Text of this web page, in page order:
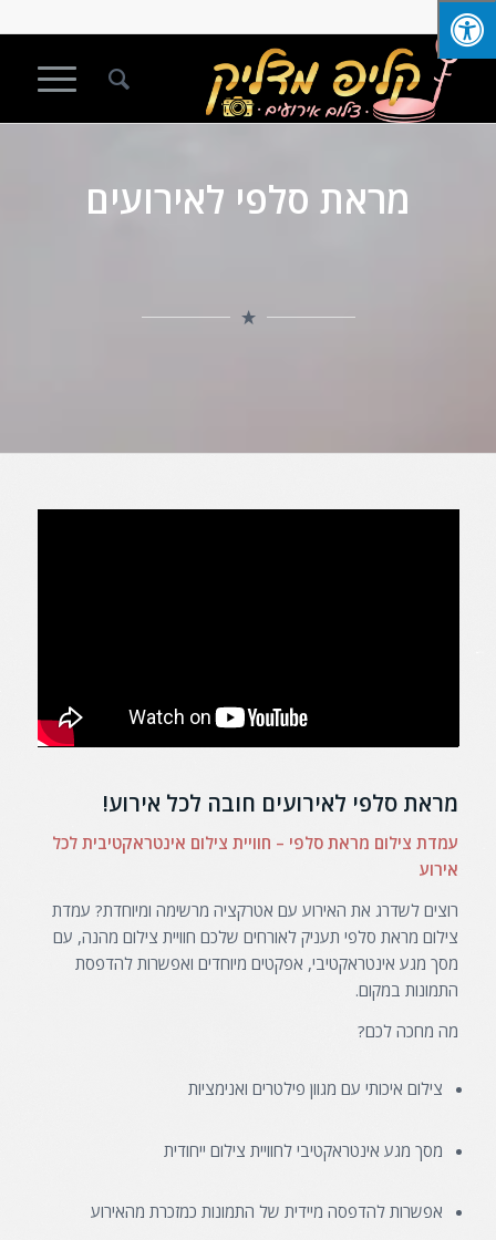
מראת סלפי לאירועים
מראת סלפי לאירועים חובה לכל אירוע!
עמדת צילום מראת סלפי – חוויית צילום אינטראקטיבית לכל
אירוע
רוצים לשדרג את האירוע עם אטרקציה מרשימה ומיוחדת? עמדת
צילום מראת סלפי תעניק לאורחים שלכם חוויית צילום מהנה, עם
מסך מגע אינטראקטיבי, אפקטים מיוחדים ואפשרות להדפסת
התמונות במקום.
מה מחכה לכם?
צילום איכותי עם מגוון פילטרים ואנימציות
מסך מגע אינטראקטיבי לחוויית צילום ייחודית
אפשרות להדפסה מיידית של התמונות כמזכרת מהאירוע